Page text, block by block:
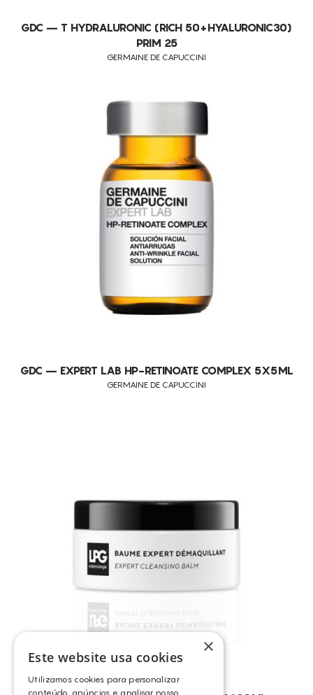
GDC – T HYDRALURONIC (RICH 50+HYALURONIC30)
PRIM 25
GERMAINE DE CAPUCCINI
GDC – EXPERT LAB HP-RETINOATE COMPLEX 5X5ML
GERMAINE DE CAPUCCINI
×
Este website usa cookies
Utilizamos cookies para personalizar
conteúdo, anúncios e analisar nosso